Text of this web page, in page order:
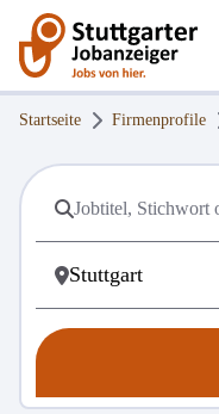
Startseite Firmenprofile